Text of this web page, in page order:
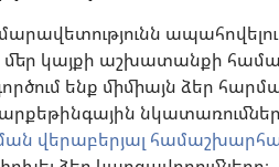
կայքի աշխատանքի համար
ենք միմիայն ձեր
վերաբերյալ
թատերականացված
ընթերցանություններ
Copyright © 2026